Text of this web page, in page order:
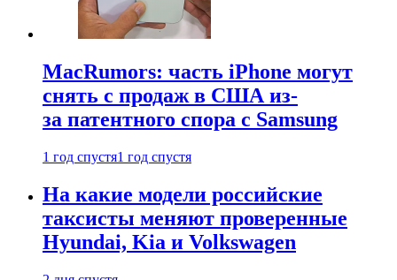
MacRumors: часть iPhone могут
снять с продаж в США из-
за патентного спора с Samsung
1 год спустя1 год спустя
На какие модели российские
таксисты меняют проверенные
Hyundai, Kia и Volkswagen